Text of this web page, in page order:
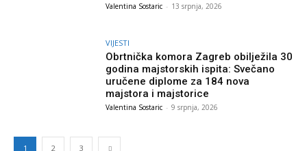
Valentina Sostaric - 13 srpnja, 2026
VIJESTI
Obrtnička komora Zagreb obilježila 30
godina majstorskih ispita: Svečano
uručene diplome za 184 nova
majstora i majstorice
Valentina Sostaric - 9 srpnja, 2026
1 2 3